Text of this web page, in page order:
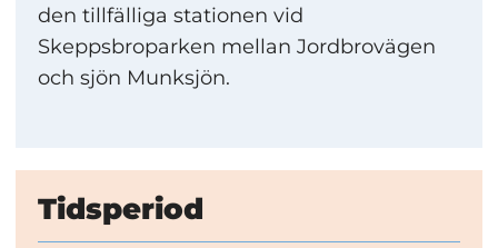
den tillfälliga stationen vid
Skeppsbroparken mellan Jordbrovägen
och sjön Munksjön.
Tidsperiod